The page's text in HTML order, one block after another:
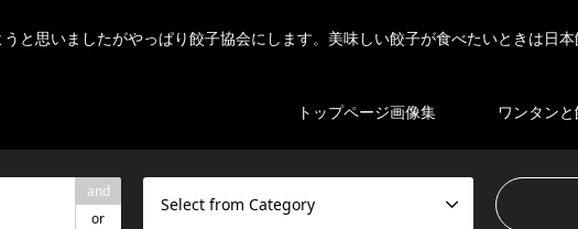
と思いましたがやっぱり餃子協会にします。美味しい餃子が食べたいときは日本
トップページ画像集 ワンタン
and
or
Select from Category